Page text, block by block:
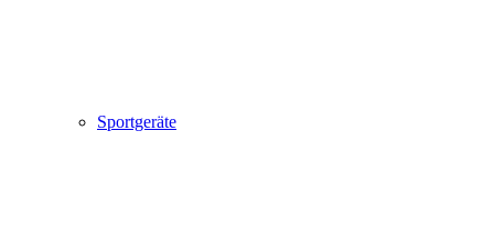
Sportgeräte